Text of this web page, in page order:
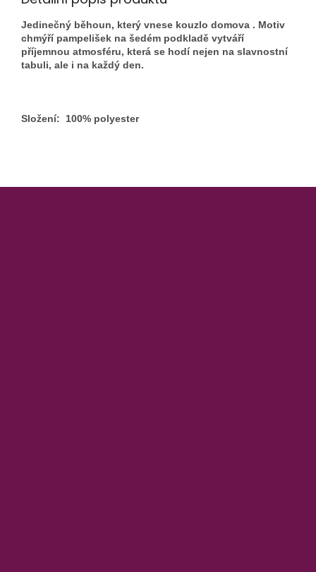
Jedinečný běhoun, který vnese kouzlo domova . Motiv
chmýří pampelišek na šedém podkladě vytváří
příjemnou atmosféru, která se hodí nejen na slavnostní
tabuli, ale i na každý den.
Složení: 100% polyester